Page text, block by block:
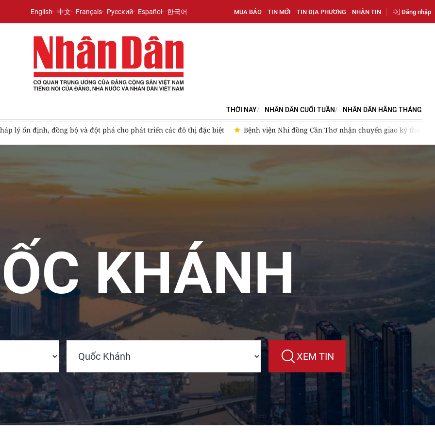
English 中文 Français Русский Español 한국어 MUA BÁO TIN MỚI TIN ĐỊA PHƯƠNG NHẬN TIN Đăng nhập
THỜI NAY NHÂN DÂN CUỐI TUẦN NHÂN DÂN HẰNG THÁNG
lý ổn định, đồng bộ và đột phá cho phát triển các đô thị đặc biệt Bệnh viện Nhi đồng Cần Thơ nhận chuyển giao kỹ thuật
KHÁNH
XEM TIN